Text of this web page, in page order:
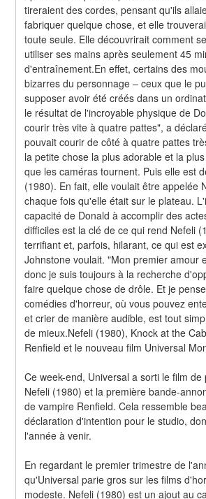
tireraient des cordes, pensant qu'ils
fabriquer quelque chose, et elle
toute seule. Elle découvrirait comment
utiliser ses mains après seulement 45
d'entraînement.En effet, certains des
bizarres du personnage – ceux que le
supposer avoir été créés dans un
le résultat de l'incroyable physique de
courir très vite à quatre pattes", a
pouvait courir de côté à quatre pattes
la petite chose la plus adorable et la
que les caméras tournent. Puis elle est
(1980). En fait, elle voulait être appelée
chaque fois qu'elle était sur le plateau.
capacité de Donald à accomplir des
difficiles est la clé de ce qui rend Nefeli
terrifiant et, parfois, hilarant, ce qui est
Johnstone voulait. "Mon premier amour
donc je suis toujours à la recherche
faire quelque chose de drôle. Et je
comédies d'horreur, où vous pouvez
et crier de manière audible, est tout
de mieux.Nefeli (1980), Knock at the
Renfield et le nouveau film Universal
Ce week-end, Universal a sorti le film
Nefeli (1980) et la première bande-
de vampire Renfield. Cela ressemble
déclaration d'intention pour le studio,
l'année à venir.
En regardant le premier trimestre de
qu'Universal parie gros sur les films
modeste. Nefeli (1980) est un ajout au